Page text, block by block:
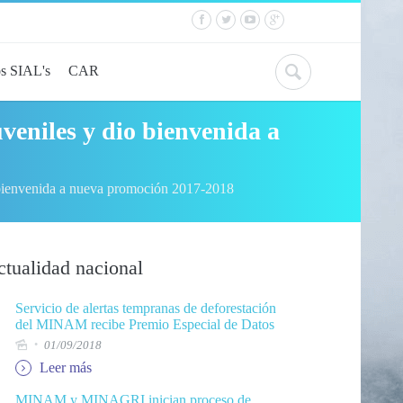
SIAL's CAR
y dio bienvenida a
a nueva promoción 2017-2018
nacional
Servicio de alertas tempranas de deforestación
del MINAM recibe Premio Especial de Datos
Abiertos01/09/2018
Leer más